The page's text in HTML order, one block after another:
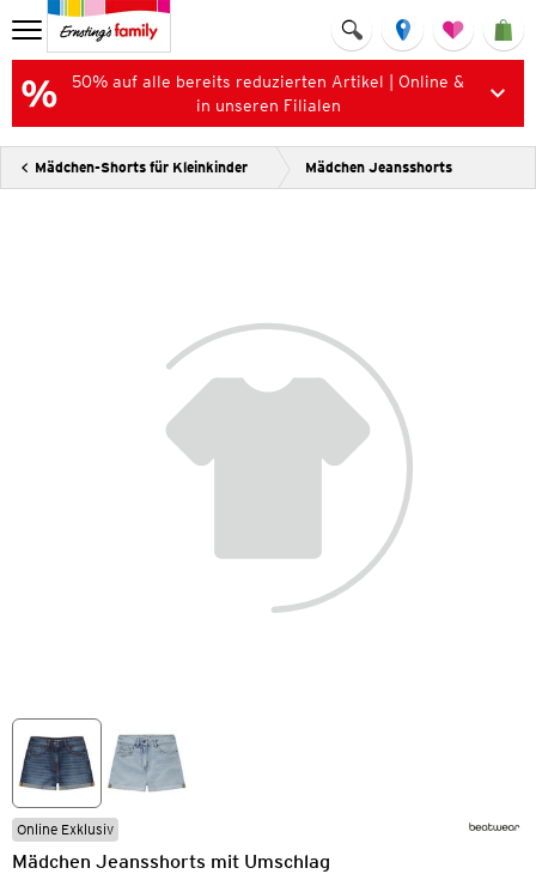
50% auf alle bereits reduzierten Artikel | Online &
in unseren Filialen
Mädchen-Shorts für Kleinkinder Mädchen Jeansshorts
Online Exklusiv
Mädchen Jeansshorts mit Umschlag